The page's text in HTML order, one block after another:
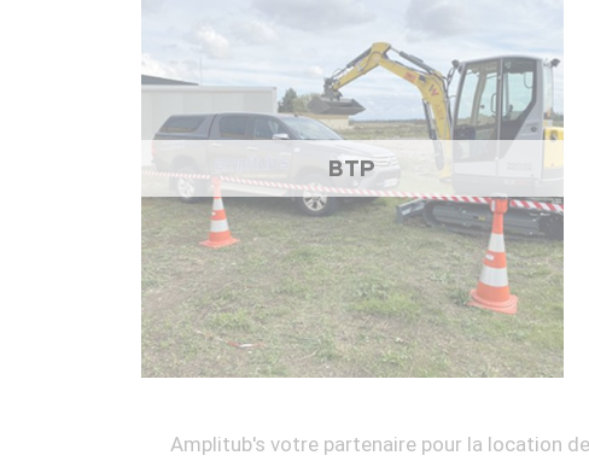
BTP
Amplitub's votre partenaire pour la location